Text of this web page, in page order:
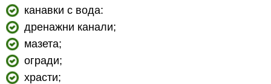
канавки с вода:
дренажни канали;
мазета;
огради;
храсти;